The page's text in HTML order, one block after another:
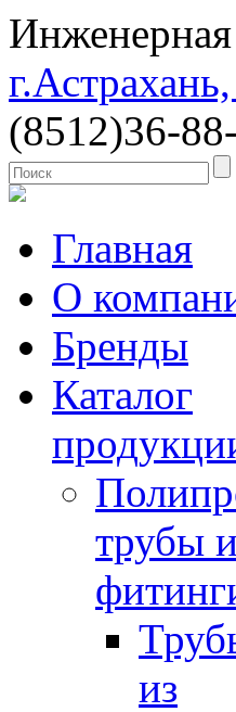
Инженерная
(8512)36-
Главная
О
Бренды
Каталог
трубы и
из